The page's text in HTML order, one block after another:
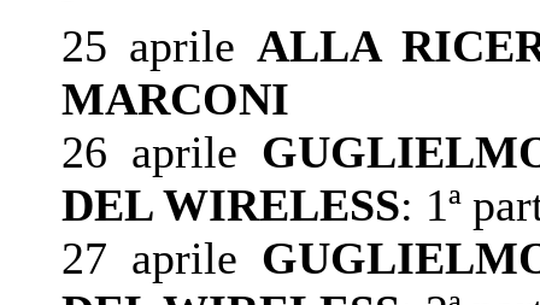
25 aprile ALLA
MARCONI
26 aprile
DEL WIRELESS: 1ª
27 aprile